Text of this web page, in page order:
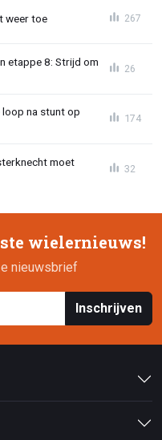
weer toe 267
etappe 8: Strijd om
26
na stunt op
174
moet
32
wielernieuws!
nieuwsbrief
Inschrijven